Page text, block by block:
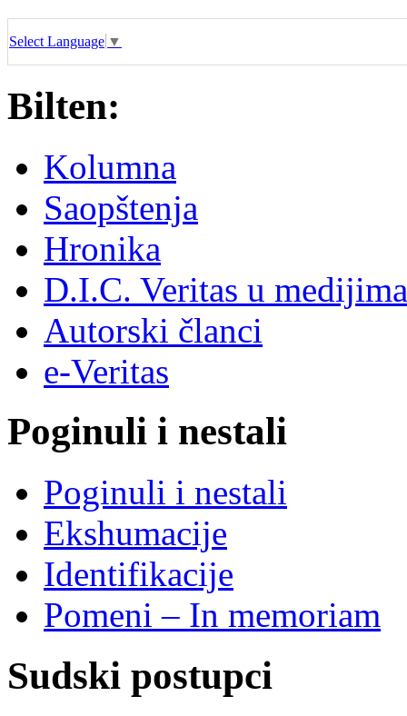
Select Language ▼
Bilten:
Kolumna
Saopštenja
Hronika
D.I.C. Veritas u medijima
Autorski članci
e-Veritas
Poginuli i nestali
Poginuli i nestali
Ekshumacije
Identifikacije
Pomeni – In memoriam
Sudski postupci